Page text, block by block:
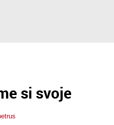
si svoje